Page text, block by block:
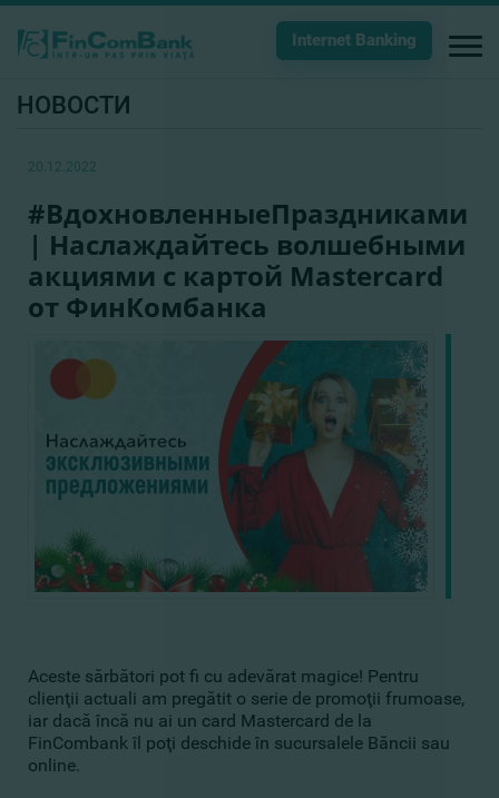
Internet Banking
НОВОСТИ
20.12.2022
#ВдохновленныeПраздниками
| Наслаждайтесь волшебными
акциями с картой Mastercard
от ФинКомбанка
Aceste sărbători pot fi cu adevărat magice! Pentru
clienţii actuali am pregătit o serie de promoţii frumoase,
iar dacă încă nu ai un card Mastercard de la
FinCombank îl poţi deschide în sucursalele Băncii sau
online.